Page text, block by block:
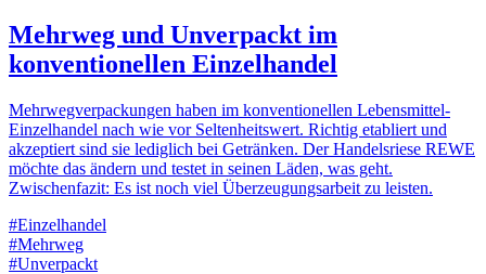
Mehrweg und Unverpackt im
konventionellen Einzelhandel
Mehrwegverpackungen haben im konventionellen Lebensmittel-
Einzelhandel nach wie vor Seltenheitswert. Richtig etabliert und
akzeptiert sind sie lediglich bei Getränken. Der Handelsriese REWE
möchte das ändern und testet in seinen Läden, was geht.
Zwischenfazit: Es ist noch viel Überzeugungsarbeit zu leisten.
#Einzelhandel
#Mehrweg
#Unverpackt